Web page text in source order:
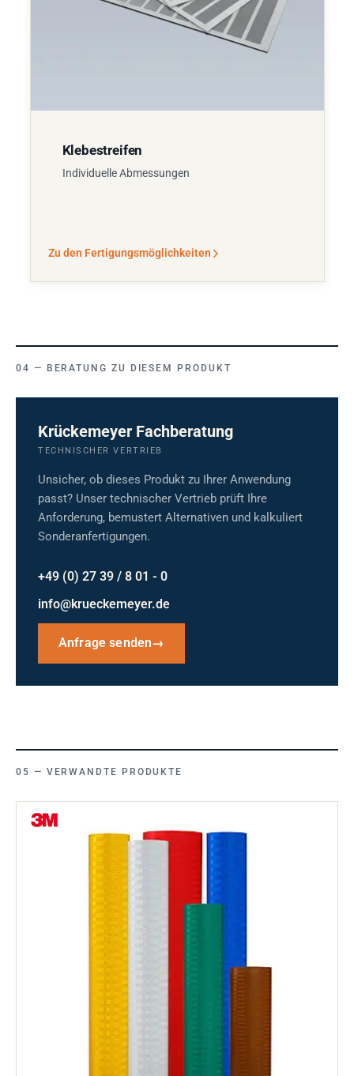
Klebestreifen
Individuelle Abmessungen
Zu den Fertigungsmöglichkeiten
BERATUNG ZU DIESEM PRODUKT
Krückemeyer Fachberatung
TECHNISCHER VERTRIEB
Unsicher, ob dieses Produkt zu Ihrer Anwendung
passt? Unser technischer Vertrieb prüft Ihre
Anforderung, bemustert Alternativen und kalkuliert
Sonderanfertigungen.
+49 (0) 27 39 / 8 01 - 0
info@krueckemeyer.de
Anfrage senden→
VERWANDTE PRODUKTE